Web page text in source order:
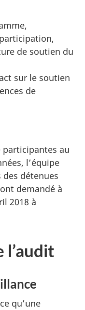
de soutien du
sur le soutien
de
au
l’équipe
des détenues
demandé à
2018 à
l’audit
qu’une